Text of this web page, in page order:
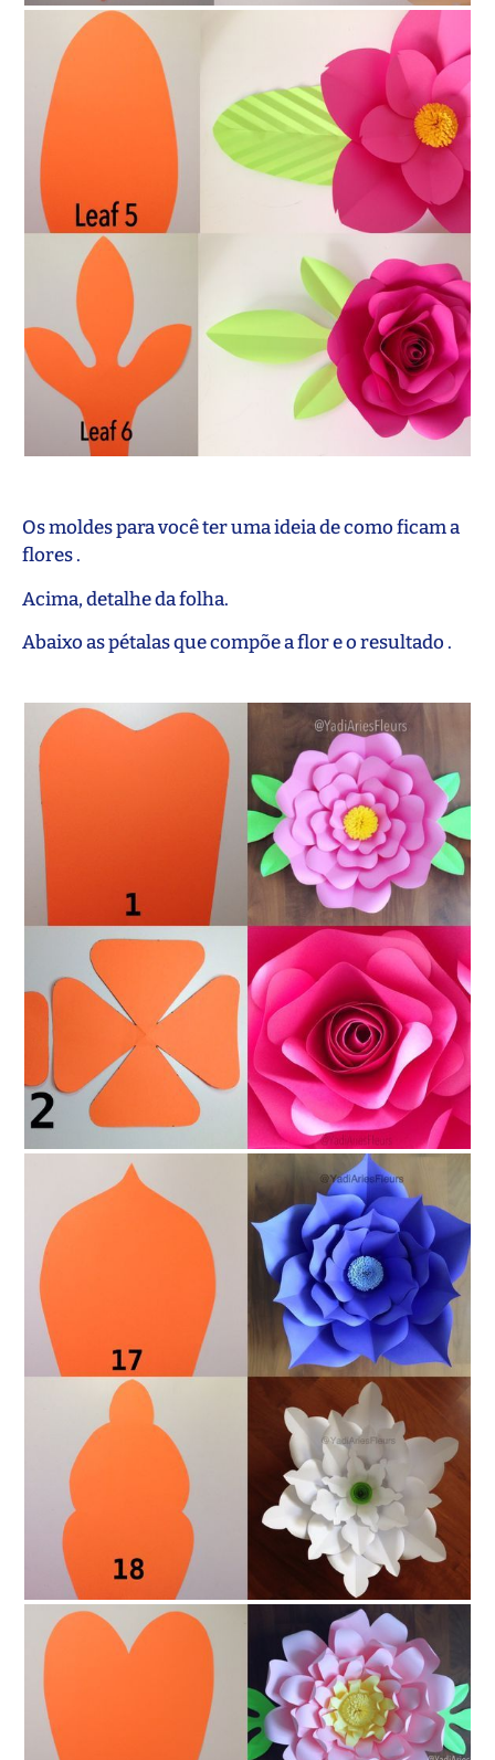
Os moldes para você ter uma ideia de como ficam a
flores .
Acima, detalhe da folha.
Abaixo as pétalas que compõe a flor e o resultado .